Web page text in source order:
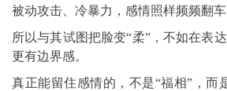
被动攻击、冷暴力，感情照样频频翻车
所以与其试图把脸变“柔”，不如在表
更有边界感。
真正能留住感情的，不是“福相”，而